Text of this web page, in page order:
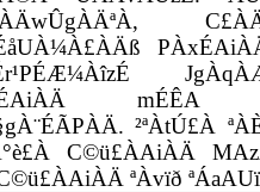
²ªÀtÚ£À
C©ü£ÀAiÀÄ
ªÀvïð